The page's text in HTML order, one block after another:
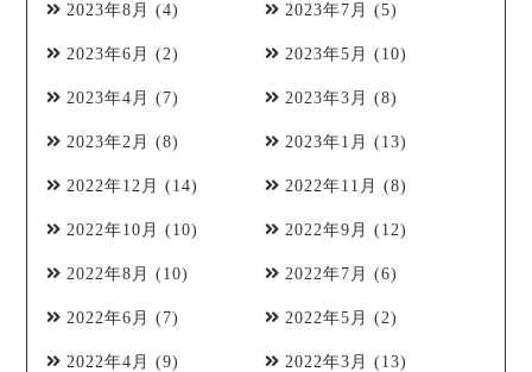
2023年8月 (4) 2023年7月 (5)
2023年6月 (2) 2023年5月 (10)
2023年4月 (7) 2023年3月 (8)
2023年2月 (8) 2023年1月 (13)
2022年12月 (14) 2022年11月 (8)
2022年10月 (10) 2022年9月 (12)
2022年8月 (10) 2022年7月 (6)
2022年6月 (7) 2022年5月 (2)
2022年4月 (9) 2022年3月 (13)